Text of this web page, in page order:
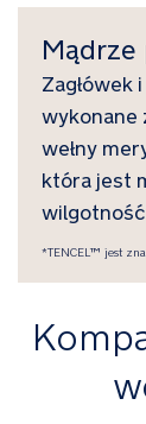
Mądrze
Zagłówek
wykonane
wełny
która jest
*TENCEL™ jest